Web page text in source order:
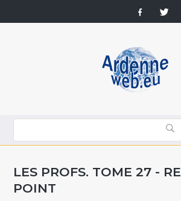
LES PROFS. TOME 27 -
POINT